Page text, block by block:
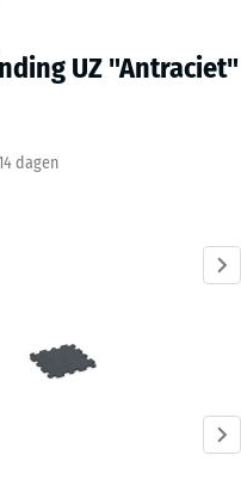
UZ "Antraciet"
dagen